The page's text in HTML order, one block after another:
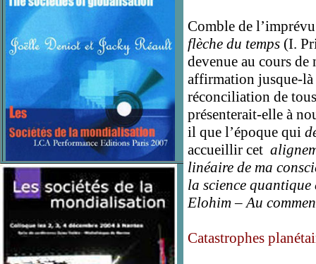
Comble de
flèche du temps (I.
devenue au cours de
affirmation jusque-là
réconciliation de
présenterait-elle à
il que l’époque qui
accueillir cet
linéaire de ma
la science
Elohim – Au
Catastrophes